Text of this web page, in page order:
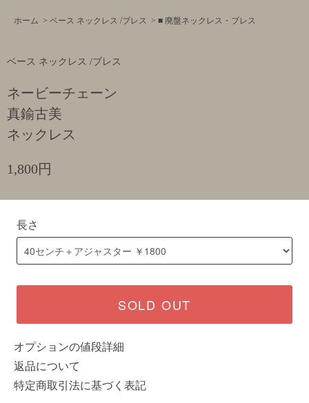
ホーム > ベース ネックレス /ブレス > ■ 廃盤ネックレス・ブレス
ベース ネックレス /ブレス
ネービーチェーン
真鍮古美
ネックレス
1,800円
長さ
SOLD OUT
オプションの値段詳細
返品について
特定商取引法に基づく表記